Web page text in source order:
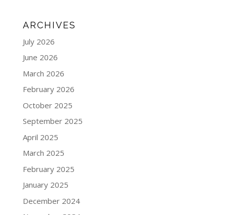
ARCHIVES
July 2026
June 2026
March 2026
February 2026
October 2025
September 2025
April 2025
March 2025
February 2025
January 2025
December 2024